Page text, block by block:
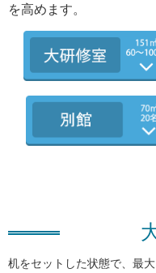
を高めます。
机をセットした状態で、最